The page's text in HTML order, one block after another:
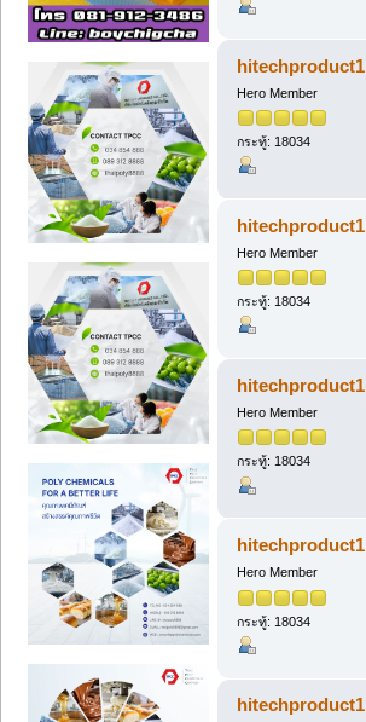
hitechproduct1
Hero Member
กระทู้: 18034
hitechproduct1
Hero Member
กระทู้: 18034
hitechproduct1
Hero Member
กระทู้: 18034
hitechproduct1
Hero Member
กระทู้: 18034
hitechproduct1